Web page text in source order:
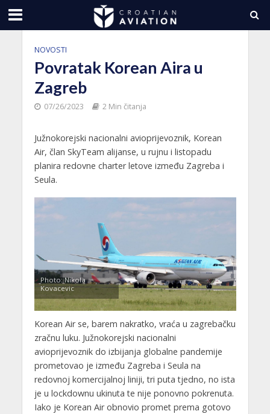
NOVOSTI
Povratak Korean Aira u
Zagreb
07/26/2023 2 Min čitanja
Južnokorejski nacionalni avioprijevoznik, Korean
Air, član SkyTeam alijanse, u rujnu i listopadu
planira redovne charter letove između Zagreba i
Seula.
Photo: Nikola
Kovacevic
Korean Air se, barem nakratko, vraća u zagrebačku
zračnu luku. Južnokorejski nacionalni
avioprijevoznik do izbijanja globalne pandemije
prometovao je između Zagreba i Seula na
redovnoj komercijalnoj liniji, tri puta tjedno, no ista
je u lockdownu ukinuta te nije ponovno pokrenuta.
Iako je Korean Air obnovio promet prema gotovo